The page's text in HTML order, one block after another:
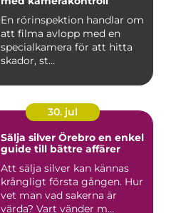
En rörinspektion handlar om
att filma avlopp med en
specialkamera för att hitta
skador, st...
30. jul
Sälja silver Örebro en enkel
guide till bättre affärer
Att sälja silver kan kännas
krångligt första gången. Hur
vet man vad sakerna är
värda? Vart vänder m...